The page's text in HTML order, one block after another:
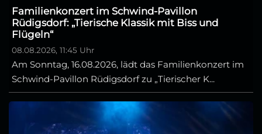
Familienkonzert im Schwind-Pavillon
Rüdigsdorf: „Tierische Klassik mit Biss und
Flügeln“
08.08.2026, 11:45 Uhr
Am Sonntag, 16.08.2026, lädt das Familienkonzert im
Schwind-Pavillon Rüdigsdorf zu „Tierischer K...